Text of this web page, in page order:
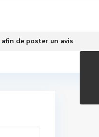
afin de poster un avis